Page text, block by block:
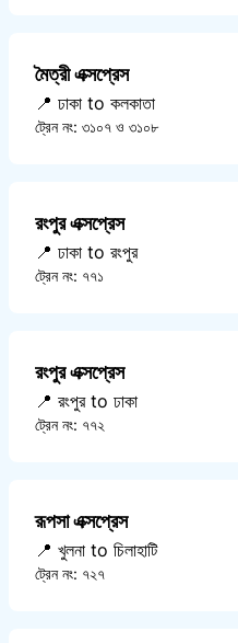
মৈত্রী এক্সপ্রেস
📍 ঢাকা to কলকাতা
ট্রেন নং: ৩১০৭ ও ৩১০৮
রংপুর এক্সপ্রেস
📍 ঢাকা to রংপুর
ট্রেন নং: ৭৭১
রংপুর এক্সপ্রেস
📍 রংপুর to ঢাকা
ট্রেন নং: ৭৭২
রূপসা এক্সপ্রেস
📍 খুলনা to চিলাহাটি
ট্রেন নং: ৭২৭